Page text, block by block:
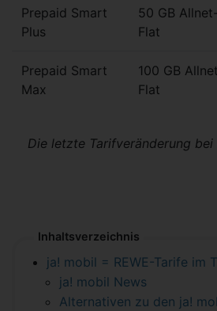
Prepaid Smart
Plus
50 GB Allnet-
Flat
Prepaid Smart
Max
100 GB
Flat
Die letzte Tarifveränderung
Inhaltsverzeichnis
ja! mobil = REWE-Tarife im
ja! mobil News
Alternativen zu den ja!